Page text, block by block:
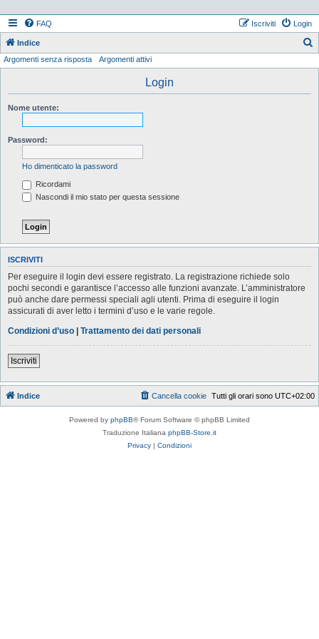
FAQ Login
Iscriviti
Indice
Argomenti senza risposta Argomenti attivi
Login
Nome utente:
Password:
Ho dimenticato la password
Ricordami
Nascondi il mio stato per questa sessione
ISCRIVITI
Per eseguire il login devi essere registrato. La registrazione richiede solo
pochi secondi e garantisce l’accesso alle funzioni avanzate. L’amministratore
può anche dare permessi speciali agli utenti. Prima di eseguire il login
assicurati di aver letto i termini d’uso e le varie regole.
Condizioni d’uso | Trattamento dei dati personali
Iscriviti
Indice Tutti gli orari sono UTC+02:00
Cancella cookie
Powered by phpBB® Forum Software © phpBB Limited
Traduzione Italiana phpBB-Store.it
Privacy | Condizioni